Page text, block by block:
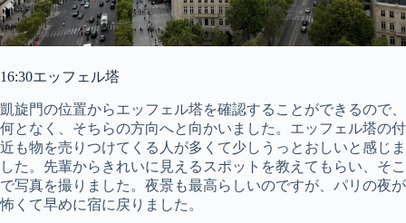
16:30エッフェル塔
凱旋門の位置からエッフェル塔を確認することができるので、
何となく、そちらの方向へと向かいました。エッフェル塔の付
近も物を売りつけてくる人が多くて少しうっとおしいと感じま
した。先輩からきれいに見えるスポットを教えてもらい、そこ
で写真を撮りました。夜景も最高らしいのですが、パリの夜が
怖くて早めに宿に戻りました。